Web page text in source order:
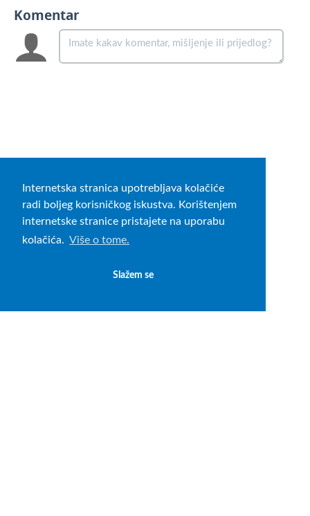
Internetska stranica upotrebljava kolačiće
radi boljeg korisničkog iskustva. Korištenjem
internetske stranice pristajete na uporabu
kolačića. Više o tome.
Slažem se
Komentar